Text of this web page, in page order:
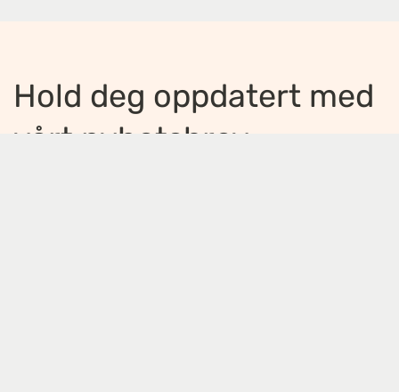
Hold deg oppdatert med
vårt nyhetsbrev